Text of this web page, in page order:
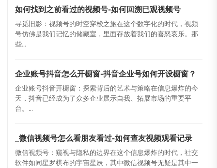
如何找到之前看过的视频号-如何回溯已观视频号
寻觅旧影：视频号的时空穿梭之旅在这个数字化的时代，视频
号仿佛是我们记忆的储藏室，里面存放着我们的喜怒哀乐。那
些...
企业账号抖音怎么开橱窗-抖音企业号如何开设橱窗？
企业账号抖音开橱窗：探索背后的艺术与策略在信息爆炸的今
天，抖音已经成为了众多企业展示自我、拓展市场的重要平
台。...
_微信视频号怎么看朋友看过-如何查友视频观看记录
微信视频号：窥视与隐私的边界在这个信息爆炸的时代，社交
软件如同星罗棋布的宇宙星辰，其中微信视频号无疑是其中一